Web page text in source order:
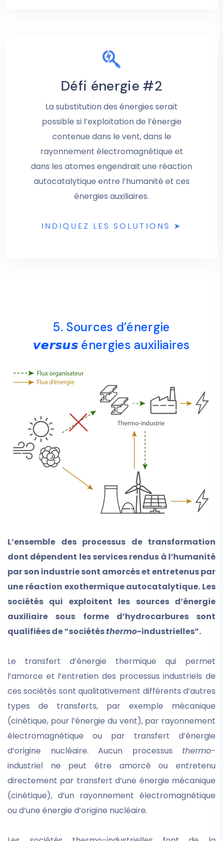
Défi énergie #2
La substitution des énergies serait
possible si l’exploitation de l’énergie
contenue dans le vent, dans le
rayonnement électromagnétique et
dans les atomes engendrait une réaction
autocatalytique entre l’humanité et ces
énergies auxiliaires.
INDIQUEZ LES SOLUTIONS ➤
5. Sources d’énergie
𝙫𝙚𝙧𝙨𝙪𝙨 énergies auxiliaires
L’ensemble des processus de transformation
dont dépendent les services rendus à l’humanité
par son industrie sont amorcés et entretenus par
une réaction exothermique autocatalytique. Les
sociétés qui exploitent les sources d’énergie
auxiliaire sous forme d’hydrocarbures sont
qualifiées de “sociétésthermo-industrielles”.
Le transfert d’énergie thermique qui permet
l’amorce et l’entretien des processus industriels de
ces sociétés sont qualitativement différents d’autres
types de transferts, par exemple mécanique
(cinétique, pour l’énergie du vent), par rayonnement
électromagnétique ou par transfert d’énergie
d’origine nucléaire. Aucun processus thermo-
industriel ne peut être amorcé ou entretenu
directement par transfert d’une énergie mécanique
(cinétique), d’un rayonnement électromagnétique
ou d’une énergie d’origine nucléaire.